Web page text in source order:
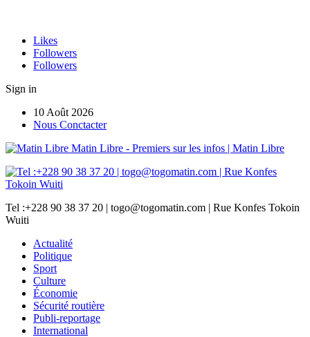
Likes
Followers
Followers
Sign in
10 Août 2026
Nous Conctacter
Matin Libre - Premiers sur les infos | Matin Libre
Tel :+228 90 38 37 20 | togo@togomatin.com | Rue Konfes Tokoin
Wuiti
Actualité
Politique
Sport
Culture
Économie
Sécurité routière
Publi-reportage
International